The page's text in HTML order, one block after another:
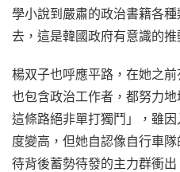
學小說到嚴肅的政治書籍各
去，這是韓國政府有意識的推
楊双子也呼應平路，在她之
也包含政治工作者，都努力
這條路絕非單打獨鬥」，雖
度變高，但她自認像自行車
待背後蓄勢待發的主力群衝